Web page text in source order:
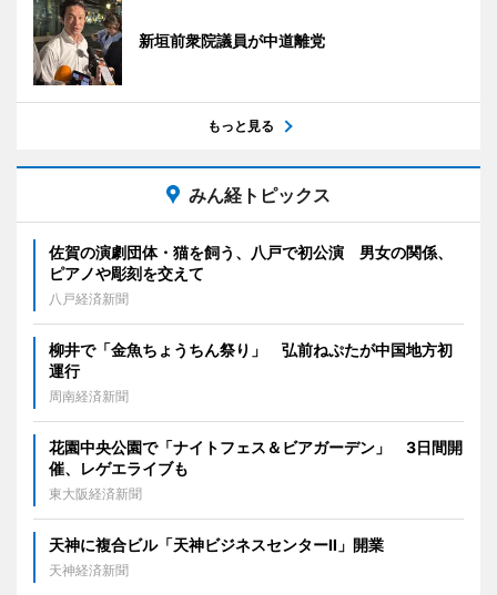
新垣前衆院議員が中道離党
もっと見る
みん経トピックス
佐賀の演劇団体・猫を飼う、八戸で初公演 男女の関係、
ピアノや彫刻を交えて
八戸経済新聞
柳井で「金魚ちょうちん祭り」 弘前ねぷたが中国地方初
運行
周南経済新聞
花園中央公園で「ナイトフェス＆ビアガーデン」 3日間開
催、レゲエライブも
東大阪経済新聞
天神に複合ビル「天神ビジネスセンターII」開業
天神経済新聞